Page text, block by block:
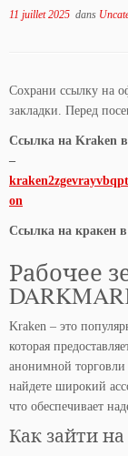
11 juillet 2025 dans
Сохрани ссылку на
закладки. Перед
Ссылка на Kraken
–
on
Ссылка на кракен
Рабочее
Kraken – это
которая
анонимной
найдете широкий
что обеспечивает
Как зайти на